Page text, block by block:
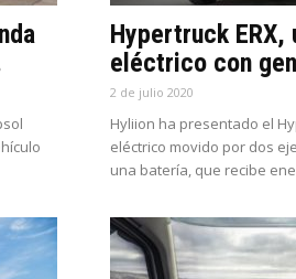
Hypertruck ERX,
eléctrico con
2 de julio 2020
Hyliion ha presentado el
eléctrico movido por dos
una batería, que recibe